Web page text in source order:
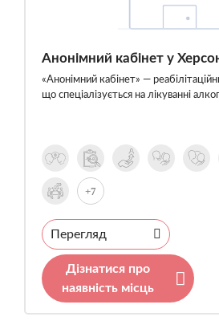
Анонімний кабінет у
«Анонімний кабінет» —
що спеціалізується на лікуванні
+7
Перегляд
Дізнатися про
наявність місць